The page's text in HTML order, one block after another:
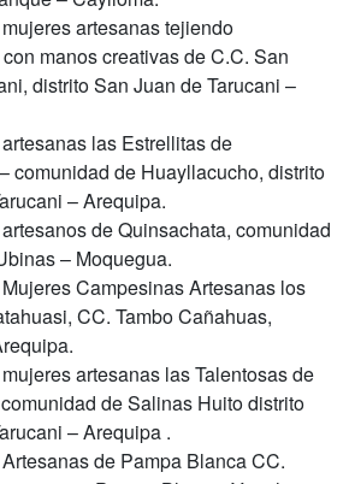
artesanas tejiendo
manos creativas de C.C. San
distrito San Juan de Tarucani –
las Estrellitas de
comunidad de Huayllacucho, distrito
– Arequipa.
de Quinsachata, comunidad
– Moquegua.
Campesinas Artesanas los
CC. Tambo Cañahuas,
artesanas las Talentosas de
de Salinas Huito distrito
– Arequipa .
de Pampa Blanca CC.